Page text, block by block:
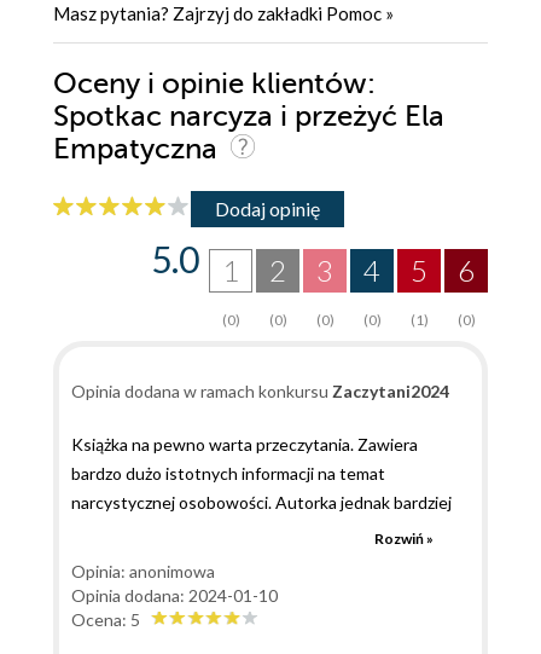
Masz pytania? Zajrzyj do zakładki Pomoc »
Oceny i opinie klientów:
Spotkac narcyza i przeżyć Ela
Empatyczna
Dodaj opinię
6
(0)
5
(1)
4
(0)
3
(0)
2
(0)
1
(0)
5.0
Opinia dodana w ramach konkursu Zaczytani2024
Książka na pewno warta przeczytania. Zawiera
bardzo dużo istotnych informacji na temat
narcystycznej osobowości. Autorka jednak bardziej
skupia się na relacjach miłosno-partnerskich, których
nie wyczerpuje tematu, ponieważ sam narcyzm
dotyka wiele aspektów życia. Co prawda, w książce
Rozwiń »
Opinia: anonimowa
Opinia dodana: 2024-01-10
Ocena: 5